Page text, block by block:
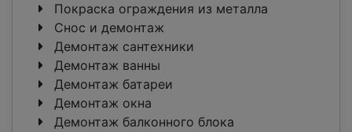
Покраска ограждения из металла
Снос и демонтаж
Демонтаж сантехники
Демонтаж ванны
Демонтаж батареи
Демонтаж окна
Демонтаж балконного блока